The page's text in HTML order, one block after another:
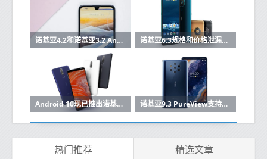
诺基亚4.2和诺基亚3.2 Android 10更新现已在印度推出 诺基亚6.3规格和价格泄漏在线，预计于9月推出
Android 10现已推出诺基亚3.1 Plus 诺基亚9.3 PureView支持8K视频录制和独家蔡司相机效果：报告
热门推荐 精选文章